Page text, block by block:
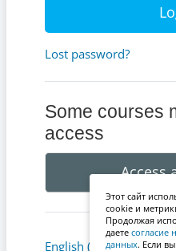
Lost password?
Some courses
access
Access
English ‎(en)‎
Этот сайт
cookie и
Продолжая
даете согласие
данных. Если